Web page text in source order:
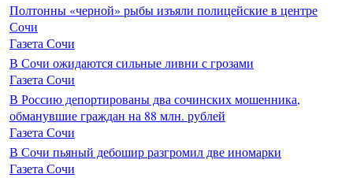
Полтонны «черной» рыбы изъяли полицейские в центре
Сочи
Газета Сочи
В Сочи ожидаются сильные ливни с грозами
Газета Сочи
В Россию депортированы два сочинских мошенника,
обманувшие граждан на 88 млн. рублей
Газета Сочи
В Сочи пьяный дебошир разгромил две иномарки
Газета Сочи